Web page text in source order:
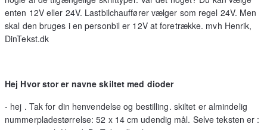
enten 12V eller 24V. Lastbilchauffører vælger som regel 24V. Men
skal den bruges i en personbil er 12V at foretrække. mvh Henrik,
DinTekst.dk
Hej Hvor stor er navne skiltet med dioder
- hej . Tak for din henvendelse og bestilling. skiltet er almindelig
nummerpladestørrelse: 52 x 14 cm udendig mål. Selve teksten er :